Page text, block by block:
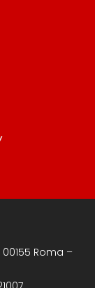
00155 Roma –